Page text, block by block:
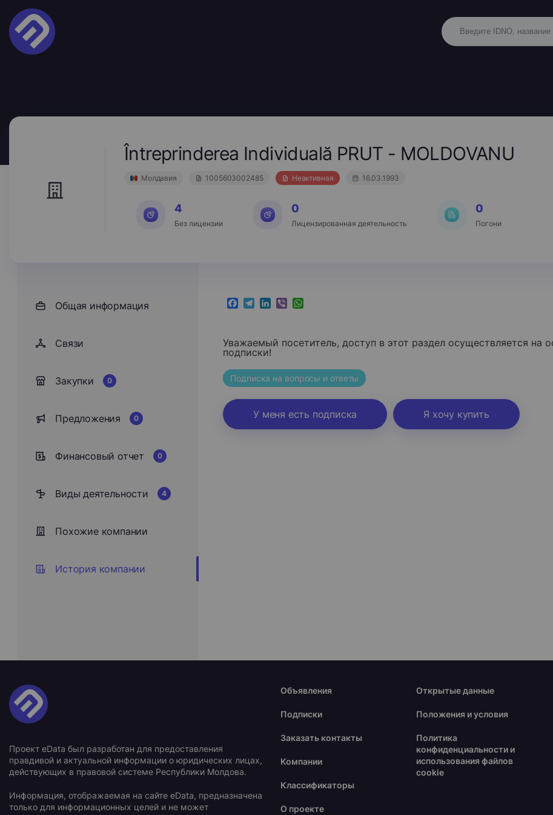
Întreprinderea Individuală PRUT - MOLDOVANU
Молдавия 1005603002485 Неактивная 16.03.1993
4
Без лицензии
0
Лицензированная деятельность
0
Погони
Общая информация
Cвязи
Закупки 0
Предложения 0
Финансовый отчет 0
Виды деятельности 4
Похожие компании
История компании
Facebook
Telegram
LinkedIn
ViberWhatsApp
Уважаемый посетитель, доступ в этот раздел осуществляется на
подписки!
Подписка на вопросы и ответы
У меня есть подписка Я хочу купить
Проект eData был разработан для предоставления
правдивой и актуальной информации о юридических лицах,
действующих в правовой системе Республики Молдова.
Информация, отображаемая на сайте eData, предназначена
только для информационных целей и не может
Объявления
Подписки
Заказать контакты
Компании
Классификаторы
О проекте
Открытые данные
Положения и условия
Политика
конфиденциальности и
использования файлов
cookie